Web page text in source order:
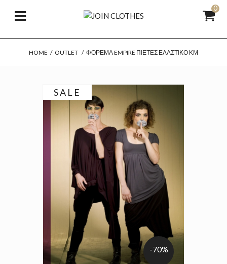
0
HOME / OUTLET / ΦΌΡΕΜΑ EMPIRE ΠΙΈΤΕΣ ΕΛΑΣΤΙΚΌ ΚΜ
SALE
-70%